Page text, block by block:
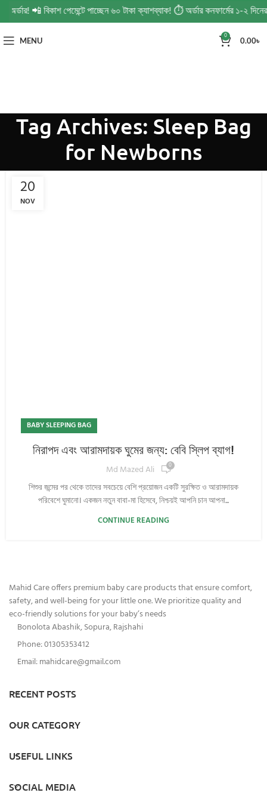
অর্ডার! 📲 বিকাশ পেমেন্টে পাচ্ছেন ৬০ টাকা ক্যাশব্যাক! ⏱️ অর্ডার কনফার্মের ১-২
MENU 0 0.00৳
Tag Archives: Sleep Bag
for Newborns
20
NOV
BABY SLEEPING BAG
নিরাপদ এবং আরামদায়ক ঘুমের জন্য: বেবি স্লিপ ব্যাগ!
Md Mazed Ali 0
শিশুর জন্মের পর থেকে তাদের সবচেয়ে বেশি প্রয়োজন একটি সুরক্ষিত ও আরামদায়ক
পরিবেশে ঘুমানো। একজন নতুন বাবা-মা হিসেবে, নিশ্চয়ই আপনি চান আপনা...
CONTINUE READING
Mahid Care offers premium baby care products that ensure comfort,
safety, and well-being for your little one. We prioritize quality and
eco-friendly solutions for your baby’s needs
Bonolota Abashik, Sopura, Rajshahi
Phone: 01305353412
Email:mahidcare@gmail.com
RECENT POSTS
OUR CATEGORY
USEFUL LINKS
SOCIAL MEDIA